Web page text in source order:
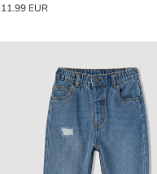
11.99 EUR